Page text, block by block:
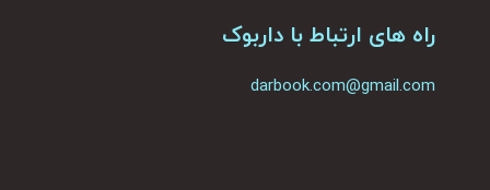
راه های ارتباط با داربوک
darbook.com@gmail.com